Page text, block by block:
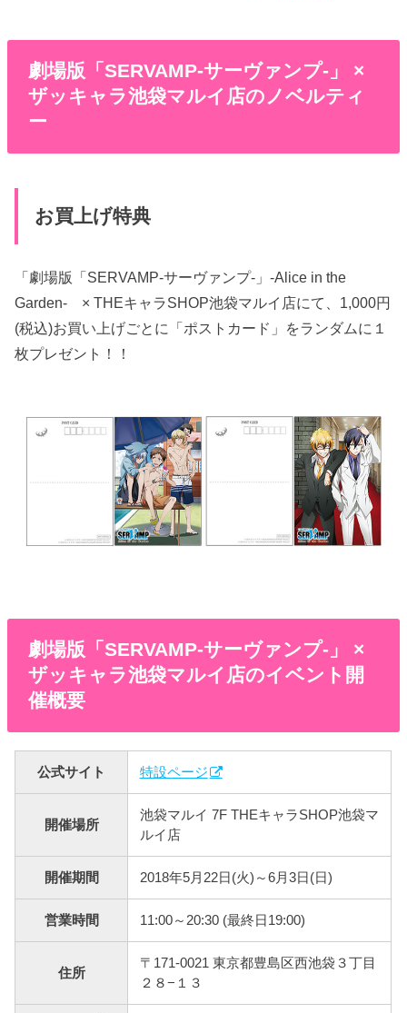
劇場版「SERVAMP-サーヴァンプ-」 ×
ザッキャラ池袋マルイ店のノベルティ
ー
お買上げ特典
「劇場版「SERVAMP-サーヴァンプ-」-Alice in the
Garden- × THEキャラSHOP池袋マルイ店にて、1,000円
(税込)お買い上げごとに「ポストカード」をランダムに１
枚プレゼント！！
劇場版「SERVAMP-サーヴァンプ-」 ×
ザッキャラ池袋マルイ店のイベント開
催概要
公式サイト 特設ページ
開催場所
池袋マルイ 7F THEキャラSHOP池袋マ
ルイ店
開催期間 2018年5月22日(火)～6月3日(日)
営業時間 11:00～20:30 (最終日19:00)
住所
〒171-0021 東京都豊島区西池袋３丁目
２８−１３